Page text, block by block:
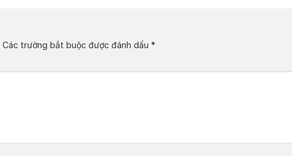
Các trường bắt buộc được đánh dấu *